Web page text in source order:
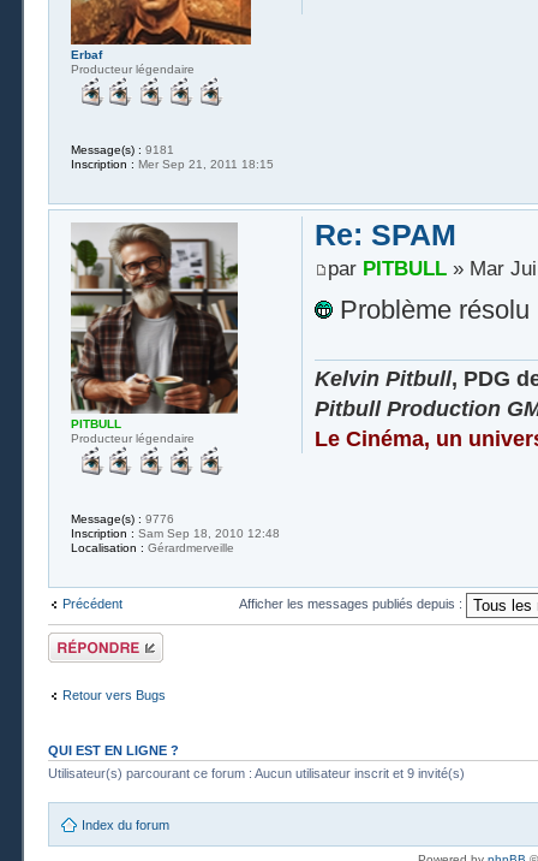
Erbaf
Producteur légendaire
Message(s) : 9181
Inscription : Mer Sep 21, 2011 18:15
Re: SPAM
par PITBULL» Mar
Problème
Kelvin Pitbull, PDG
Pitbull Production
Le Cinéma, un
PITBULL
Producteur légendaire
Message(s) : 9776
Inscription : Sam Sep 18, 2010 12:48
Localisation : Gérardmerveille
Précédent Afficher les messages publiés depuis :
Publier une
réponse
Retour vers Bugs
QUI EST EN LIGNE ?
Utilisateur(s) parcourant ce forum : Aucun utilisateur inscrit et 9 invité(s)
Index du forum